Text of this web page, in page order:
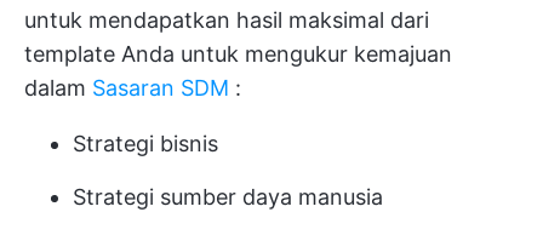
untuk mendapatkan hasil maksimal dari
template Anda untuk mengukur kemajuan
dalam Sasaran SDM :
Strategi bisnis
Strategi sumber daya manusia